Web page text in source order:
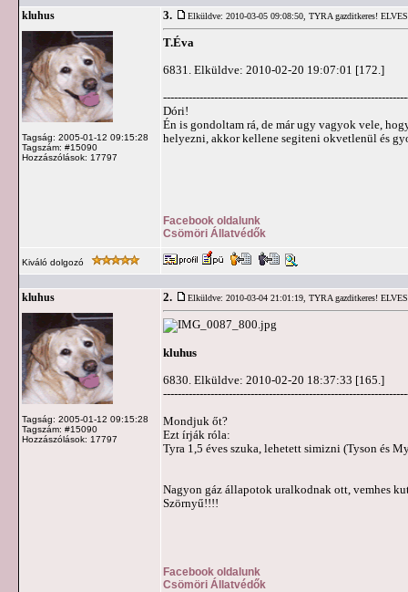
kluhus
Tagság: 2005-01-12 09:15:28
Tagszám: #15090
Hozzászólások: 17797
3. Elküldve: 2010-03-05 09:08:50, TYRA gazditkeres!
T.Éva
6831. Elküldve: 2010-02-20 19:07:01 [172.]
Dóri!
Én is gondoltam rá, de már ugy vagyok vele,
helyezni, akkor kellene segiteni okvetlenül és
Facebook oldalunk
Csömöri Állatvédők
Kiváló dolgozó
kluhus
Tagság: 2005-01-12 09:15:28
Tagszám: #15090
Hozzászólások: 17797
2. Elküldve: 2010-03-04 21:01:19, TYRA gazditkeres!
kluhus
6830. Elküldve: 2010-02-20 18:37:33 [165.]
Mondjuk őt?
Ezt írják róla:
Tyra 1,5 éves szuka, lehetett simizni (Tyson és
Nagyon gáz állapotok uralkodnak ott, vemhes
Szörnyű!!!!
Facebook oldalunk
Csömöri Állatvédők